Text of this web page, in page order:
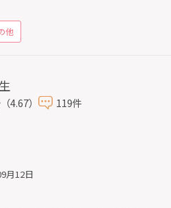
他
（4.67） 119件
月12日